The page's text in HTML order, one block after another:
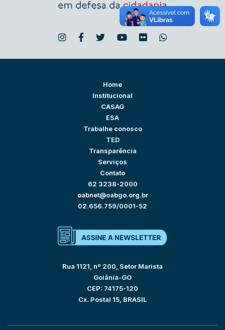
Home
Institucional
CASAG
ESA
Trabalhe conosco
TED
Transparência
Serviços
Contato
62 3238-2000
oabnet@oabgo.org.br
02.656.759/0001-52
Rua 1121, nº 200, Setor Marista
Goiânia-GO
CEP: 74175-120
Cx. Postal 15, BRASIL